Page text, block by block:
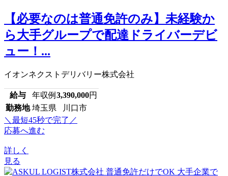
【必要なのは普通免許のみ】未経験か
ら大手グループで配達ドライバーデビ
ュー！...
イオンネクストデリバリー株式会社
給与 年収例 3,390,000円
勤務地 埼玉県 川口市
＼最短45秒で完了／
応募へ進む
詳しく
見る